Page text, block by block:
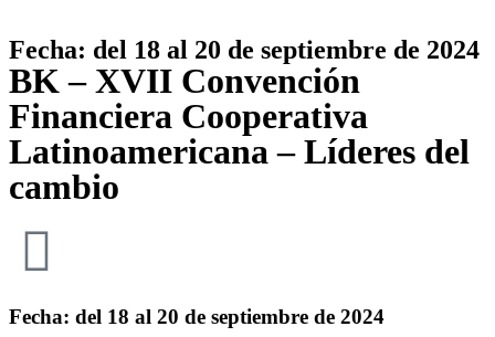
Fecha: del 18 al 20 de septiembre de 2024
BK – XVII Convención
Financiera Cooperativa
Latinoamericana – Líderes del
cambio
Fecha: del 18 al 20 de septiembre de 2024